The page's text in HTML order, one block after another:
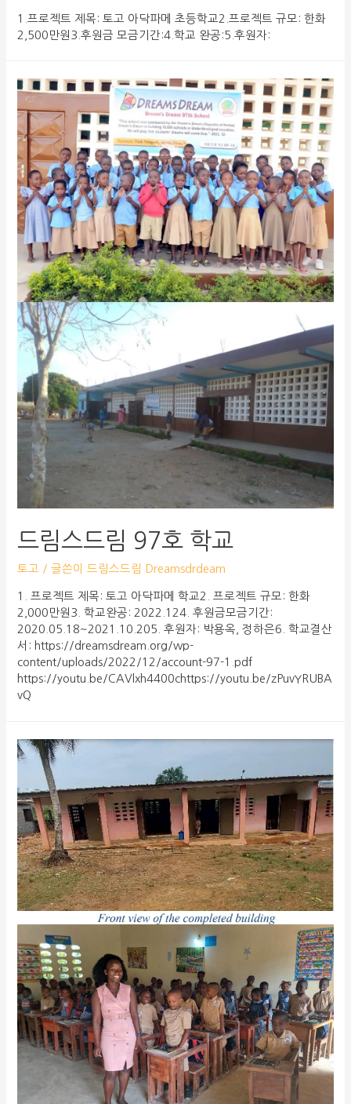
1.프로젝트 제목: 토고 아닥파메 초등학교2.프로젝트 규모: 한화
2,500만원3.후원금 모금기간:4.학교 완공:5.후원자:
드림스드림 97호 학교
토고 / 글쓴이 드림스드림 Dreamsdrdeam
1. 프로젝트 제목: 토고 아닥파메 학교2. 프로젝트 규모: 한화
2,000만원3. 학교완공: 2022.124. 후원금모금기간:
2020.05.18~2021.10.205. 후원자: 박용옥, 정하은6. 학교결산
서: https://dreamsdream.org/wp-
content/uploads/2022/12/account-97-1.pdf
https://youtu.be/CAVlxh4400chttps://youtu.be/zPuvYRUBA
vQ